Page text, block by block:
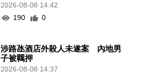
2026-08-08 14:42
190
0
涉路氹酒店外殺人未遂案 內地男
子被羈押
2026-08-08 14:37